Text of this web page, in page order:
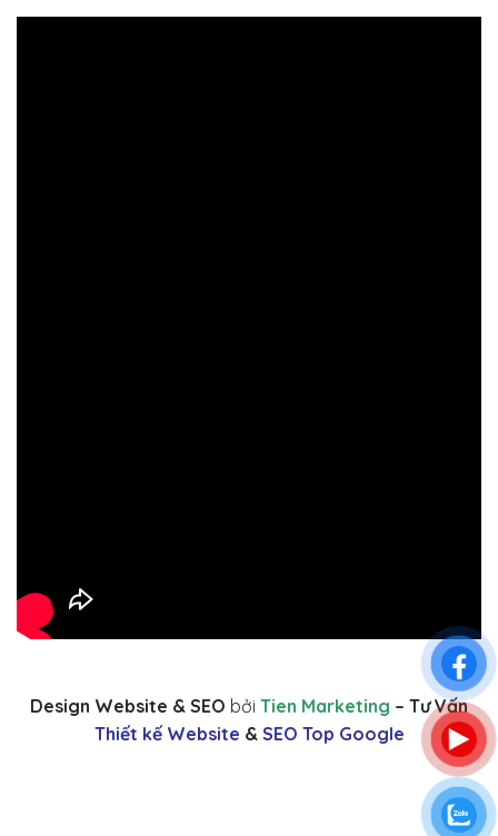
Design Website & SEO bởi Tien Marketing – Tư Vấn
Thiết kế Website & SEO Top Google